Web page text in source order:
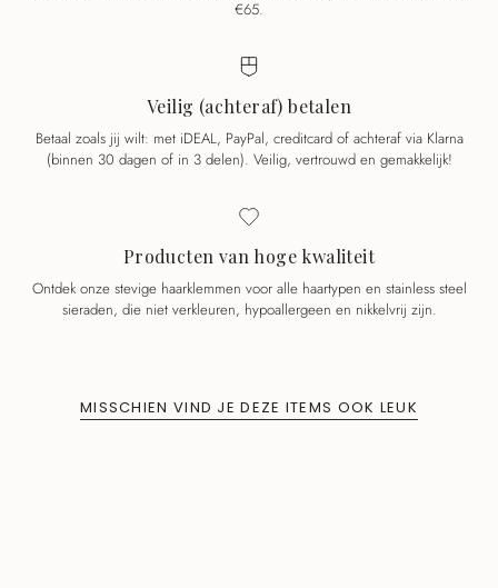
€65.
Veilig (achteraf) betalen
Betaal zoals jij wilt: met iDEAL, PayPal, creditcard of achteraf via Klarna
(binnen 30 dagen of in 3 delen). Veilig, vertrouwd en gemakkelijk!
Producten van hoge kwaliteit
Ontdek onze stevige haarklemmen voor alle haartypen en stainless steel
sieraden, die niet verkleuren, hypoallergeen en nikkelvrij zijn.
MISSCHIEN VIND JE DEZE ITEMS OOK LEUK